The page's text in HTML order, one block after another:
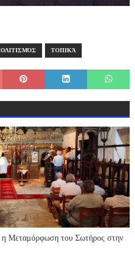
ΤΟΠΙΚΆ
η Μεταμόρφωση του Σωτήρος στην